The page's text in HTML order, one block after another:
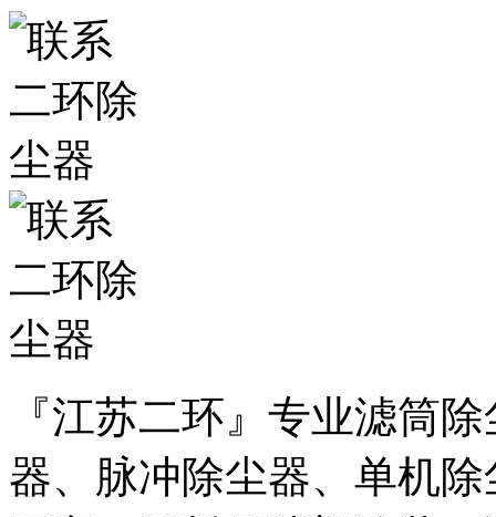
『江苏二环』专业滤筒
器、脉冲除尘器、单机